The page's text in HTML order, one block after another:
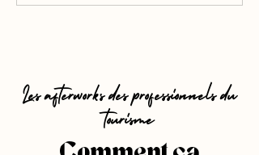
Les afterworks des professionnels du
tourisme